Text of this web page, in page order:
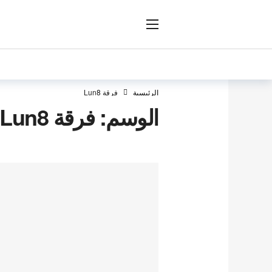
الرئيسية فرقة Lun8
الوسم:فرقة Lun8